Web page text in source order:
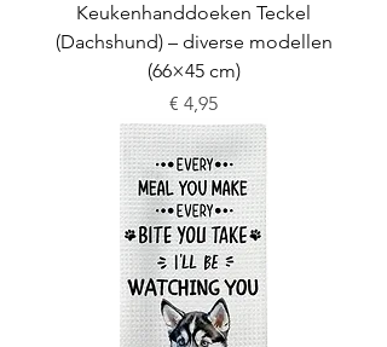
Keukenhanddoeken Teckel
(Dachshund) – diverse modellen
(66×45 cm)
Prijs
€ 4,95